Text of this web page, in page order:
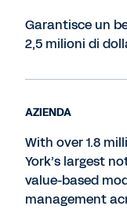
Garantisce un
2,5 milioni di
AZIENDA
With over 1.8
York’s largest
value-based
management